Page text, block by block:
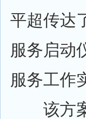
平超传达
服务启动
服务工作
该方案